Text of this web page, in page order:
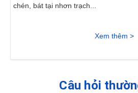
chén, bát tại nhơn trạch...
Xem thêm >
Câu hỏi